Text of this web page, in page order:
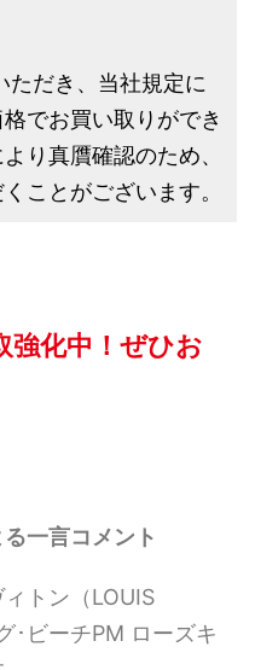
ただき、当社規定に
でお買い取りができ
り真贋確認のため、
ことがございます。
強化中！ぜひお
一言コメント
トン（LOUIS
ビーチPM ローズキ